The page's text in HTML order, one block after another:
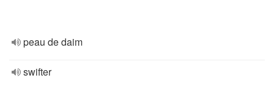
peau de daim
swifter